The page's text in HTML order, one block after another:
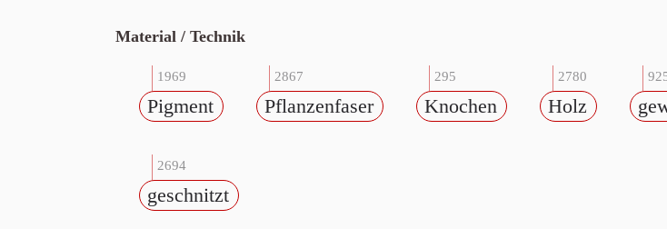
Material / Technik
1969
Pigment
2867
Pflanzenfaser
295
Knochen
2780
Holz
2694
geschnitzt